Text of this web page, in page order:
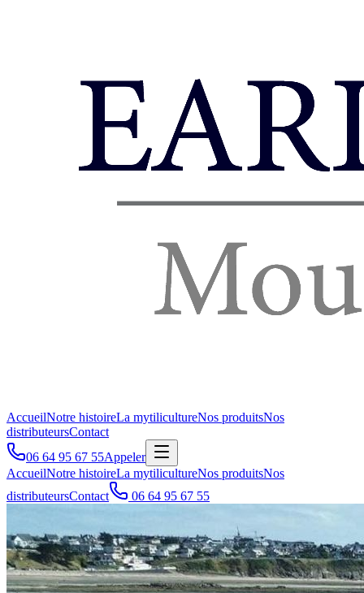
AccueilNotre histoireLa mytilicultureNos produitsNos
distributeursContact
06 64 95 67 55Appeler
AccueilNotre histoireLa mytilicultureNos produitsNos
distributeursContact 06 64 95 67 55